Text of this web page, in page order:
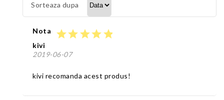
Sorteaza dupa
Nota starstarstarstarstar
kivi
2019-06-07
kivi recomanda acest produs!